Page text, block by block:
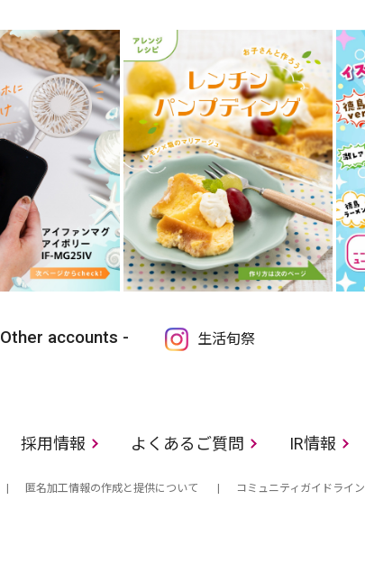
Other accounts 生活旬祭
採用情報 よくあるご質問 IR情報
匿名加工情報の作成と提供について コミュニティガイドライン